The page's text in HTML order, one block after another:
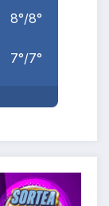
8°/8°
7°/7°